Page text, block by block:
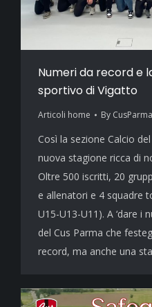
Numeri da record e
sportivo di Vigatto
Articoli home By
Così la sezione Calcio
nuova stagione ricca di
Oltre 500 iscritti, 20
e allenatori e 4 squadre
U15-U13-U11). A ‘dare i
del Cus Parma che
record, ma anche una